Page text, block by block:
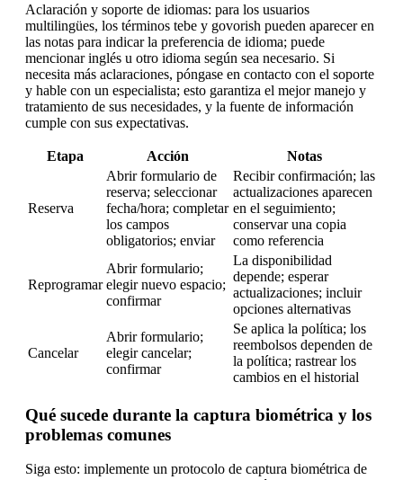
Aclaración y soporte de idiomas: para los usuarios
multilingües, los términos tebe y govorish pueden aparecer en
las notas para indicar la preferencia de idioma; puede
mencionar inglés u otro idioma según sea necesario. Si
necesita más aclaraciones, póngase en contacto con el soporte
y hable con un especialista; esto garantiza el mejor manejo y
tratamiento de sus necesidades, y la fuente de información
cumple con sus expectativas.
Etapa Acción Notas
Reserva
Abrir formulario de
reserva; seleccionar
fecha/hora; completar
los campos
obligatorios; enviar
Recibir confirmación; las
actualizaciones aparecen
en el seguimiento;
conservar una copia
como referencia
Reprogramar
Abrir formulario;
elegir nuevo espacio;
confirmar
La disponibilidad
depende; esperar
actualizaciones; incluir
opciones alternativas
Cancelar
Abrir formulario;
elegir cancelar;
confirmar
Se aplica la política; los
reembolsos dependen de
la política; rastrear los
cambios en el historial
Qué sucede durante la captura biométrica y los
problemas comunes
Siga esto: implemente un protocolo de captura biométrica de